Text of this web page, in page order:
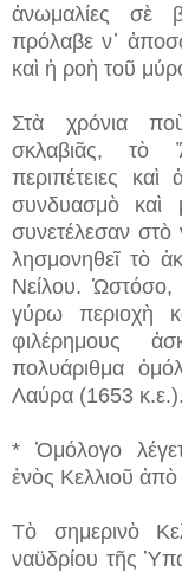
ἀνωμαλίες σὲ
πρόλαβε ν᾿
καὶ ἡ ροὴ τοῦ
Στὰ χρόνια
σκλαβιᾶς, τὸ
περιπέτειες
συνδυασμὸ καὶ
συνετέλεσαν στὸ
λησμονηθεῖ τὸ
Νείλου. Ὡστόσο,
γύρω περιοχὴ
φιλέρημους
πολυάριθμα
Λαύρα (1653 κ.ε.).
* Ὁμόλογο
ἑνὸς Κελλιοῦ
Τὸ σημερινὸ
ναϋδρίου τῆς